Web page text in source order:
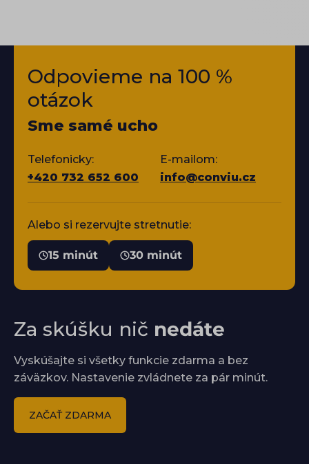
Odpovieme na 100 %
otázok
Sme samé ucho
Telefonicky:
+420 732 652 600
E-mailom:
info@conviu.cz
Alebo si rezervujte stretnutie:
15 minút 30 minút
Za skúšku nič nedáte
Vyskúšajte si všetky funkcie zdarma a bez
záväzkov. Nastavenie zvládnete za pár minút.
ZAČAŤ ZDARMA